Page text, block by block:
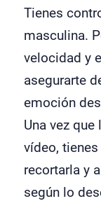
Tienes
masculina.
velocidad y
asegurarte
emoción
Una vez
vídeo,
recortarla y
según lo